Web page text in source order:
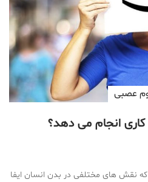
عصبی
انجام می دهد؟
نقش های مختلفی در بدن انسان ایفا